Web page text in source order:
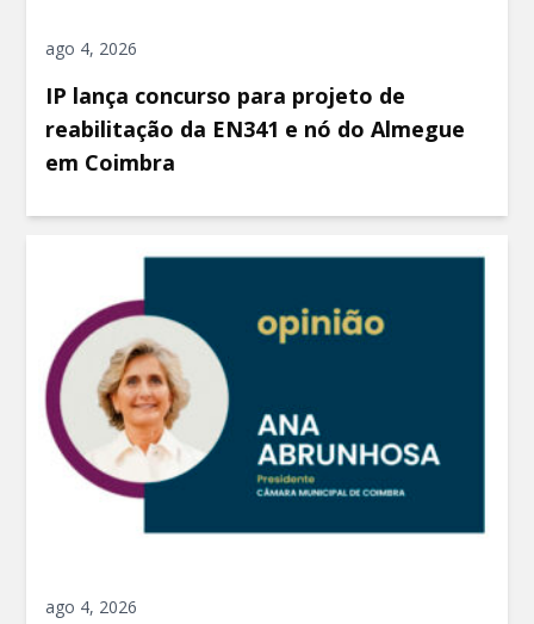
ago 4, 2026
IP lança concurso para projeto de
reabilitação da EN341 e nó do Almegue
em Coimbra
ago 4, 2026